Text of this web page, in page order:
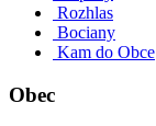
Rozhlas
Bociany
Kam do Obce
Obec